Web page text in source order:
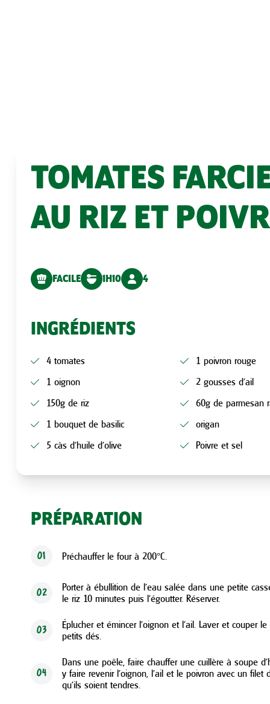
TOMATES
AU RIZ ET
FACILE 1H10 4
INGRÉDIENTS
4 tomates
1 poivron rouge
1 oignon
2 gousses d’ail
150g de riz
60g de parmesan
1 bouquet de basilic
origan
5 càs d’huile d’olive
Poivre et sel
PRÉPARATION
01 Préchauffer le four à 200°C.
02
Porter à ébullition de l’eau salée dans une petite
le riz 10 minutes puis l’égoutter. Réserver.
03
Éplucher et émincer l’oignon et l’ail. Laver et couper
petits dés.
04
Dans une poêle, faire chauffer une cuillère à soupe
y faire revenir l’oignon, l’ail et le poivron avec un filet
qu’ils soient tendres.